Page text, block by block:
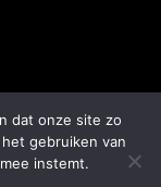
dat onze site zo
gebruiken van
instemt.